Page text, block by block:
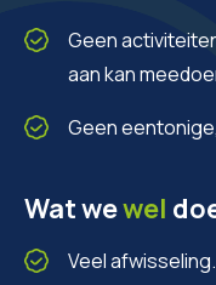
Geen
aan kan
Geen
Wat wewel
Veel afwisseling.